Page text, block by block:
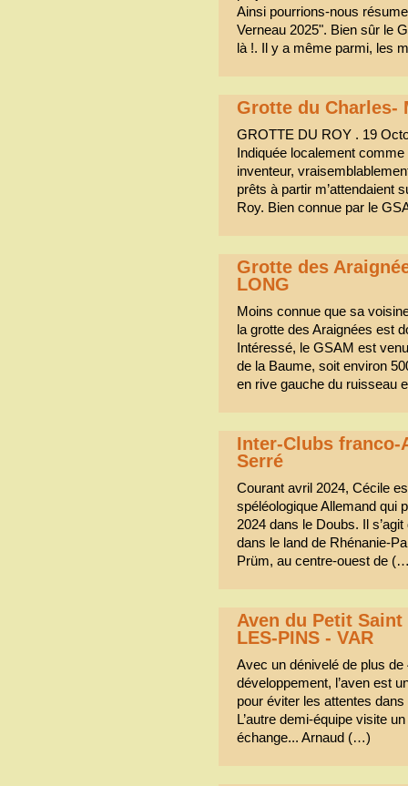
Ainsi pourrions-nous
Verneau 2025". Bien sûr le
là !. Il y a même parmi, les
Grotte du Charles-
GROTTE DU ROY . 19
Indiquée localement
inventeur,
prêts à partir m’attendaient
Roy. Bien connue par le
Grotte des
LONG
Moins connue que sa
la grotte des Araignées est
Intéressé, le GSAM est
de la Baume, soit environ
en rive gauche du ruisseau
Inter-Clubs franco-
Serré
Courant avril 2024, Cécile
spéléologique Allemand qui
2024 dans le Doubs. Il
dans le land de Rhénanie-
Prüm, au centre-ouest de
Aven du Petit Saint
LES-PINS - VAR
Avec un dénivelé de plus
développement, l’aven est
pour éviter les attentes
L’autre demi-équipe visite
échange... Arnaud (…)